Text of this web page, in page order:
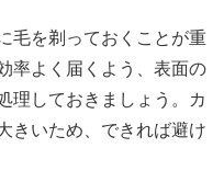
毛を剃っておくことが重
率よく届くよう、表面の
理しておきましょう。カ
きいため、できれば避け